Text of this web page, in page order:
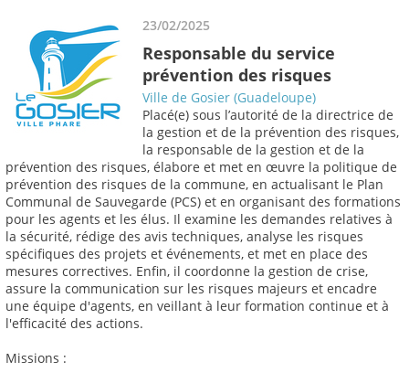
23/02/2025
Responsable du service
prévention des risques
Ville de Gosier (Guadeloupe)
Placé(e) sous l’autorité de la directrice de
la gestion et de la prévention des risques,
la responsable de la gestion et de la
prévention des risques, élabore et met en œuvre la politique de
prévention des risques de la commune, en actualisant le Plan
Communal de Sauvegarde (PCS) et en organisant des formations
pour les agents et les élus. Il examine les demandes relatives à
la sécurité, rédige des avis techniques, analyse les risques
spécifiques des projets et événements, et met en place des
mesures correctives. Enfin, il coordonne la gestion de crise,
assure la communication sur les risques majeurs et encadre
une équipe d'agents, en veillant à leur formation continue et à
l'efficacité des actions.
Missions :